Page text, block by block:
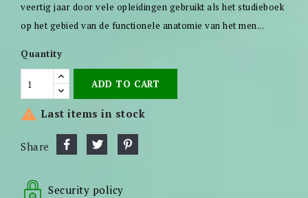
veertig jaar door vele opleidingen gebruikt als het studieboek
op het gebied van de functionele anatomie van het men...
Quantity
ADD TO CART
 Last items in stock
Share
Security policy